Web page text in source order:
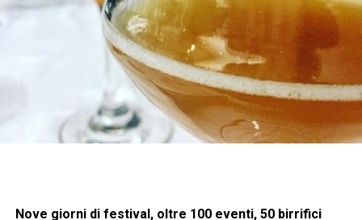
Nove giorni di festival, oltre 100 eventi, 50 birrifici